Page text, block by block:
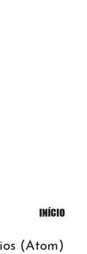
(Atom)